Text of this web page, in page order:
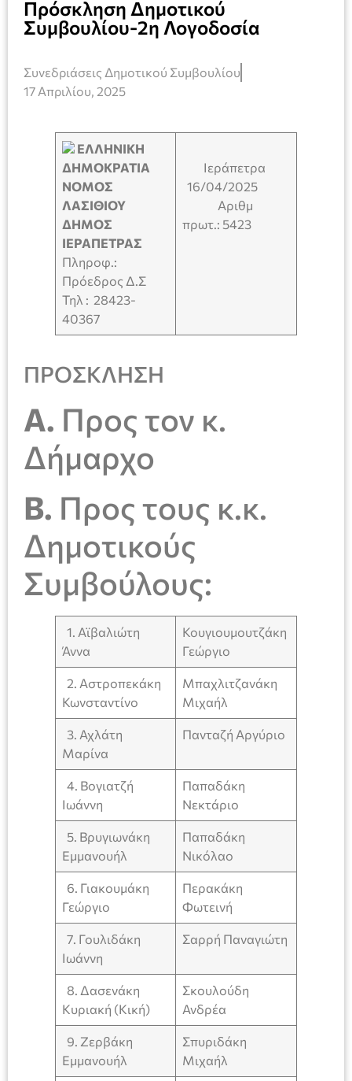
Πρόσκληση Δημοτικού
Συμβουλίου-2η Λογοδοσία
Συνεδριάσεις Δημοτικού Συμβουλίου
17 Απριλίου, 2025
ΕΛΛΗΝΙΚΗ
ΔΗΜΟΚΡΑΤΙΑ
ΝΟΜΟΣ
ΛΑΣΙΘΙΟΥ
ΔΗΜΟΣ
ΙΕΡΑΠΕΤΡΑΣ
Πληροφ.:
Πρόεδρος Δ.Σ
Τηλ : 28423-
40367
Ιεράπετρα
16/04/2025
Αριθμ
πρωτ.: 5423
ΠΡΟΣΚΛΗΣΗ
Α. Προς τον κ.
Δήμαρχο
Β. Προς τους κ.κ.
Δημοτικούς
Συμβούλους:
1. Αϊβαλιώτη
Άννα
Κουγιουμουτζάκη
Γεώργιο
2. Αστροπεκάκη
Κωνσταντίνο
Μπαχλιτζανάκη
Μιχαήλ
3. Αχλάτη
Μαρίνα
Πανταζή Αργύριο
4. Βογιατζή
Ιωάννη
Παπαδάκη
Νεκτάριο
5. Βρυγιωνάκη
Εμμανουήλ
Παπαδάκη
Νικόλαο
6. Γιακουμάκη
Γεώργιο
Περακάκη
Φωτεινή
7. Γουλιδάκη
Ιωάννη
Σαρρή Παναγιώτη
8. Δασενάκη
Κυριακή (Κική)
Σκουλούδη
Ανδρέα
9. Ζερβάκη
Εμμανουήλ
Σπυριδάκη
Μιχαήλ